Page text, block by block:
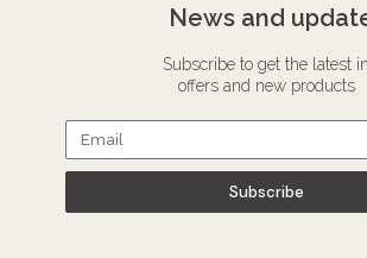
News and
Subscribe to get the latest in
offers and new products
Subscribe